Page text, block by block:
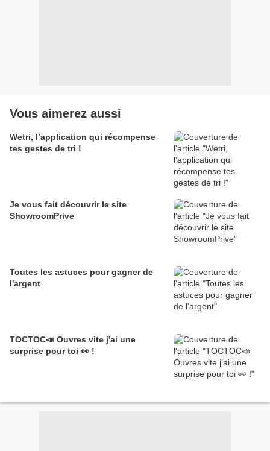
Vous aimerez aussi
Wetri, l’application qui récompense
tes gestes de tri !
Je vous fait découvrir le site
ShowroomPrive
Toutes les astuces pour gagner de
l'argent
TOCTOC📣 Ouvres vite j'ai une
surprise pour toi 👀 !